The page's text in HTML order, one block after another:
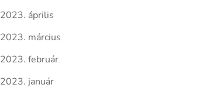
2023. április
2023. március
2023. február
2023. január